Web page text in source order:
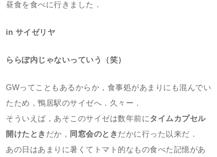
昼食を食べに行きました．
in サイゼリヤ
ららぽ内じゃないっていう（笑）
GWってこともあるからか，食事処があまりにも混んでい
たため，鴨居駅のサイゼへ．久々ー．
そういえば，あそこのサイゼは数年前に タイムカプセル
開けたとき だか， 同窓会のときだかに行った以来だ．
あの日はあまりに暑くてトマト的なもの食べた記憶があ